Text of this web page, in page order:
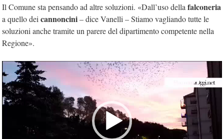
Il Comune sta pensando ad altre soluzioni. «Dall’uso della falconeria
a quello dei cannoncini– dice Vanelli – Stiamo vagliando tutte le
soluzioni anche tramite un parere del dipartimento competente nella
Regione».
Video
Player